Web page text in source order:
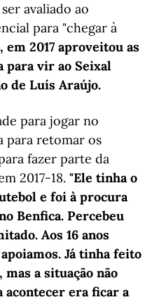
avaliado ao
para "chegar à
em 2017 aproveitou as
para vir ao Seixal
de Luís Araújo.
para jogar no
para retomar os
fazer parte da
2017-18. "Ele tinha o
e foi à procura
Benfica. Percebeu
Aos 16 anos
Já tinha feito
a situação não
era ficar a